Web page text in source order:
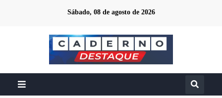
Sábado, 08 de agosto de 2026